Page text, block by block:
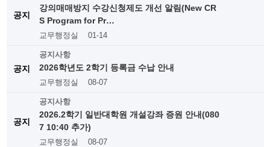
공지
강의매매방지 수강신청제도 개선 알림(New CR
S Program for Pr…
교무행정실 01-14
공지
공지사항
2026학년도 2학기 등록금 수납 안내
교무행정실 08-07
공지
공지사항
2026.2학기 일반대학원 개설강좌 증원 안내(080
7 10:40 추가)
교무행정실 08-07